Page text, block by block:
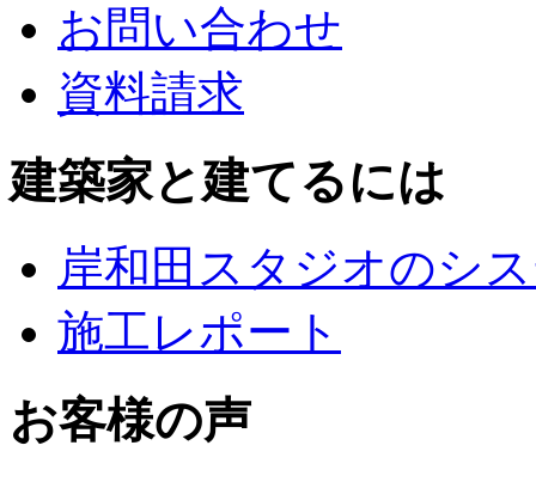
お問い合わせ
資料請求
建築家と建てるには
岸和田スタジオのシ
施工レポート
お客様の声